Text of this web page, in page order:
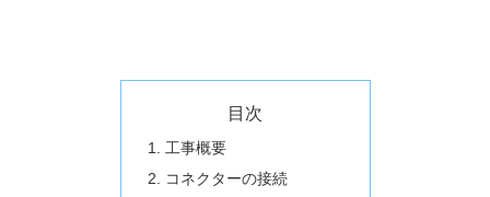
目次
工事概要
コネクターの接続